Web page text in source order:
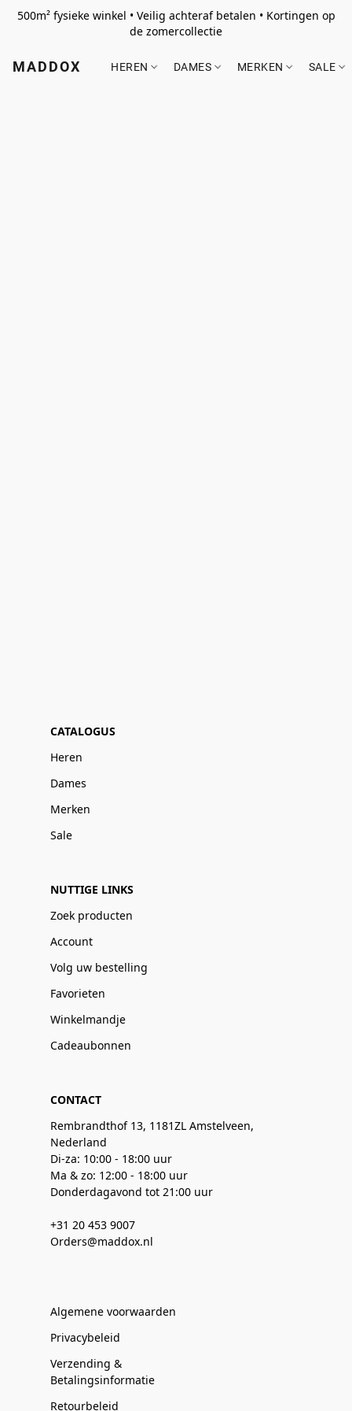
500m² fysieke winkel • Veilig achteraf betalen • Kortingen op
de zomercollectie
MADDOX HEREN DAMES MERKEN SALE
CATALOGUS
Heren
Dames
Merken
Sale
NUTTIGE LINKS
Zoek producten
Account
Volg uw bestelling
Favorieten
Winkelmandje
Cadeaubonnen
CONTACT
Rembrandthof 13, 1181ZL Amstelveen,
Nederland
Di-za: 10:00 - 18:00 uur
Ma & zo: 12:00 - 18:00 uur
Donderdagavond tot 21:00 uur
+31 20 453 9007
Orders@maddox.nl
Algemene voorwaarden
Privacybeleid
Verzending &
Betalingsinformatie
Retourbeleid